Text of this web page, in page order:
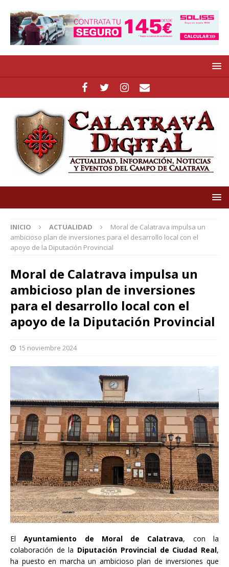
INICIO ACTUALIDAD
Moral de Calatrava impulsa un
ambicioso plan de inversiones para el desarrollo local con el
apoyo de la Diputación Provincial
Moral de Calatrava impulsa un
ambicioso plan de inversiones
para el desarrollo local con el
apoyo de la Diputación Provincial
15 noviembre 2024
ElAyuntamiento de Moral de Calatrava, con la
colaboración de la Diputación Provincial de Ciudad Real,
ha puesto en marcha un ambicioso plan de inversiones que